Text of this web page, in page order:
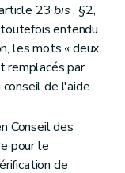
23bis, §2,
entendu
les mots « deux
remplacés par
de l'aide
Conseil des
pour le
de